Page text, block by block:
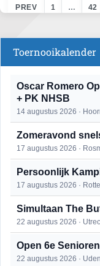
PREV 1 … 42
Toernooikalender
Oscar Romero
+ PK NHSB
14 augustus 2026 ·
Zomeravond
17 augustus 2026 ·
Persoonlijk
17 augustus 2026 ·
Simultaan The
22 augustus 2026 ·
Open 6e
22 augustus 2026 ·